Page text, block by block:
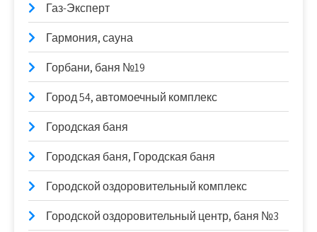
Газ-Эксперт
Гармония, сауна
Горбани, баня №19
Город 54, автомоечный комплекс
Городская баня
Городская баня, Городская баня
Городской оздоровительный комплекс
Городской оздоровительный центр, баня №3